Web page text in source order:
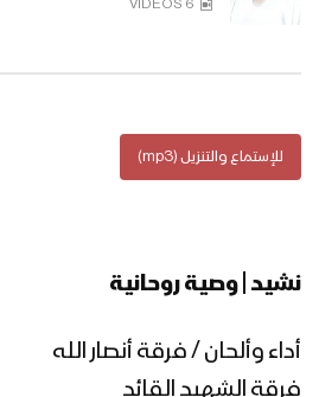
خوفاً وطمعاً – القول
ميادين الجهاد –
6 VIDEOS
للإستماع والتنزيل (mp3)
نشيد | وصية روحانية
أداء وألحان / فرقة أنصار الله
فرقة الشهيد القائد